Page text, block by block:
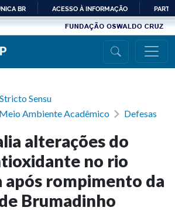
PARA
BR ACESSO À INFORMAÇÃO
Stricto Sensu
Ambiente Acadêmico
Defesas
alterações do
no rio
após rompimento da
Brumadinho